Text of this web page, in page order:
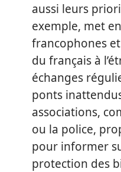
aussi leurs
exemple, met
francophones
du français à
échanges
ponts
associations,
ou la police,
pour informer
protection des